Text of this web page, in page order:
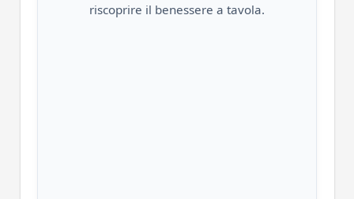
riscoprire il benessere a tavola.